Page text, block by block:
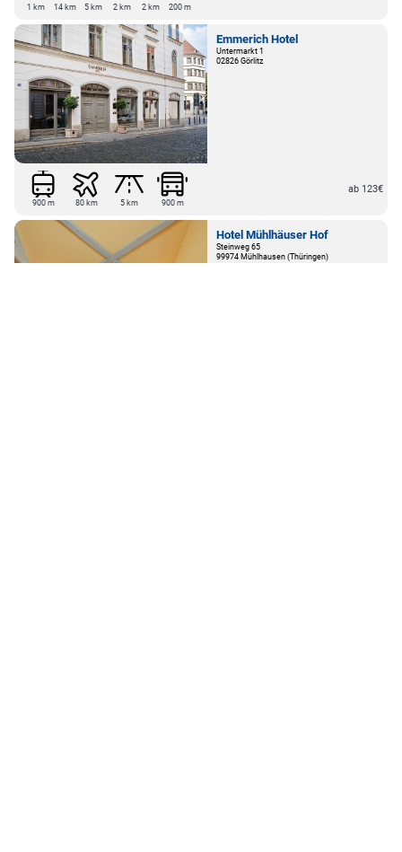
1 km 14 km 5 km 2 km 2 km 200 m
Emmerich Hotel
Untermarkt 1
02826 Görlitz
900 m 80 km 5 km 900 m
ab 123€
Hotel Mühlhäuser Hof
Steinweg 65
99974 Mühlhausen (Thüringen)